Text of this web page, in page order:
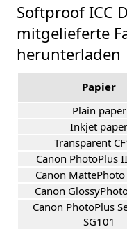
Softproof ICC
mitgelieferte
herunterladen
Papier
Plain paper
Inkjet paper
Transparent
Canon PhotoPlus
Canon MattePhoto
Canon
Canon PhotoPlus
SG101